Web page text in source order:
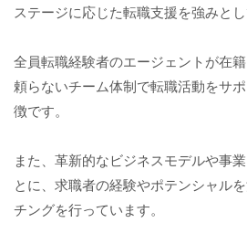
ステージに応じた転職支援を強みとし
全員転職経験者のエージェントが在
頼らないチーム体制で転職活動をサ
徴です。
また、革新的なビジネスモデルや事
とに、求職者の経験やポテンシャル
チングを行っています。